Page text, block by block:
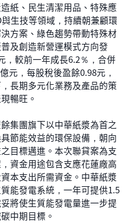
、民生清潔用品、特殊應
生技等領域，持續朝兼顧環
方案、綠色趨勢帶動特殊材
及創造新營運模式方向發
，較前一年成長6.2％，合併
元，每股稅後盈餘0.98元，
長期多元化業務及產品的策
暢旺。
團旗下以中華紙漿為首之
節能效益的環保設備，朝向
目標邁進。本次聯貸案為支
資金用途包含支應花蓮廠高
本支出所需資金。中華紙漿
能發電系統，一年可提供1.5
將使生質能發電量進一步提
中期目標。